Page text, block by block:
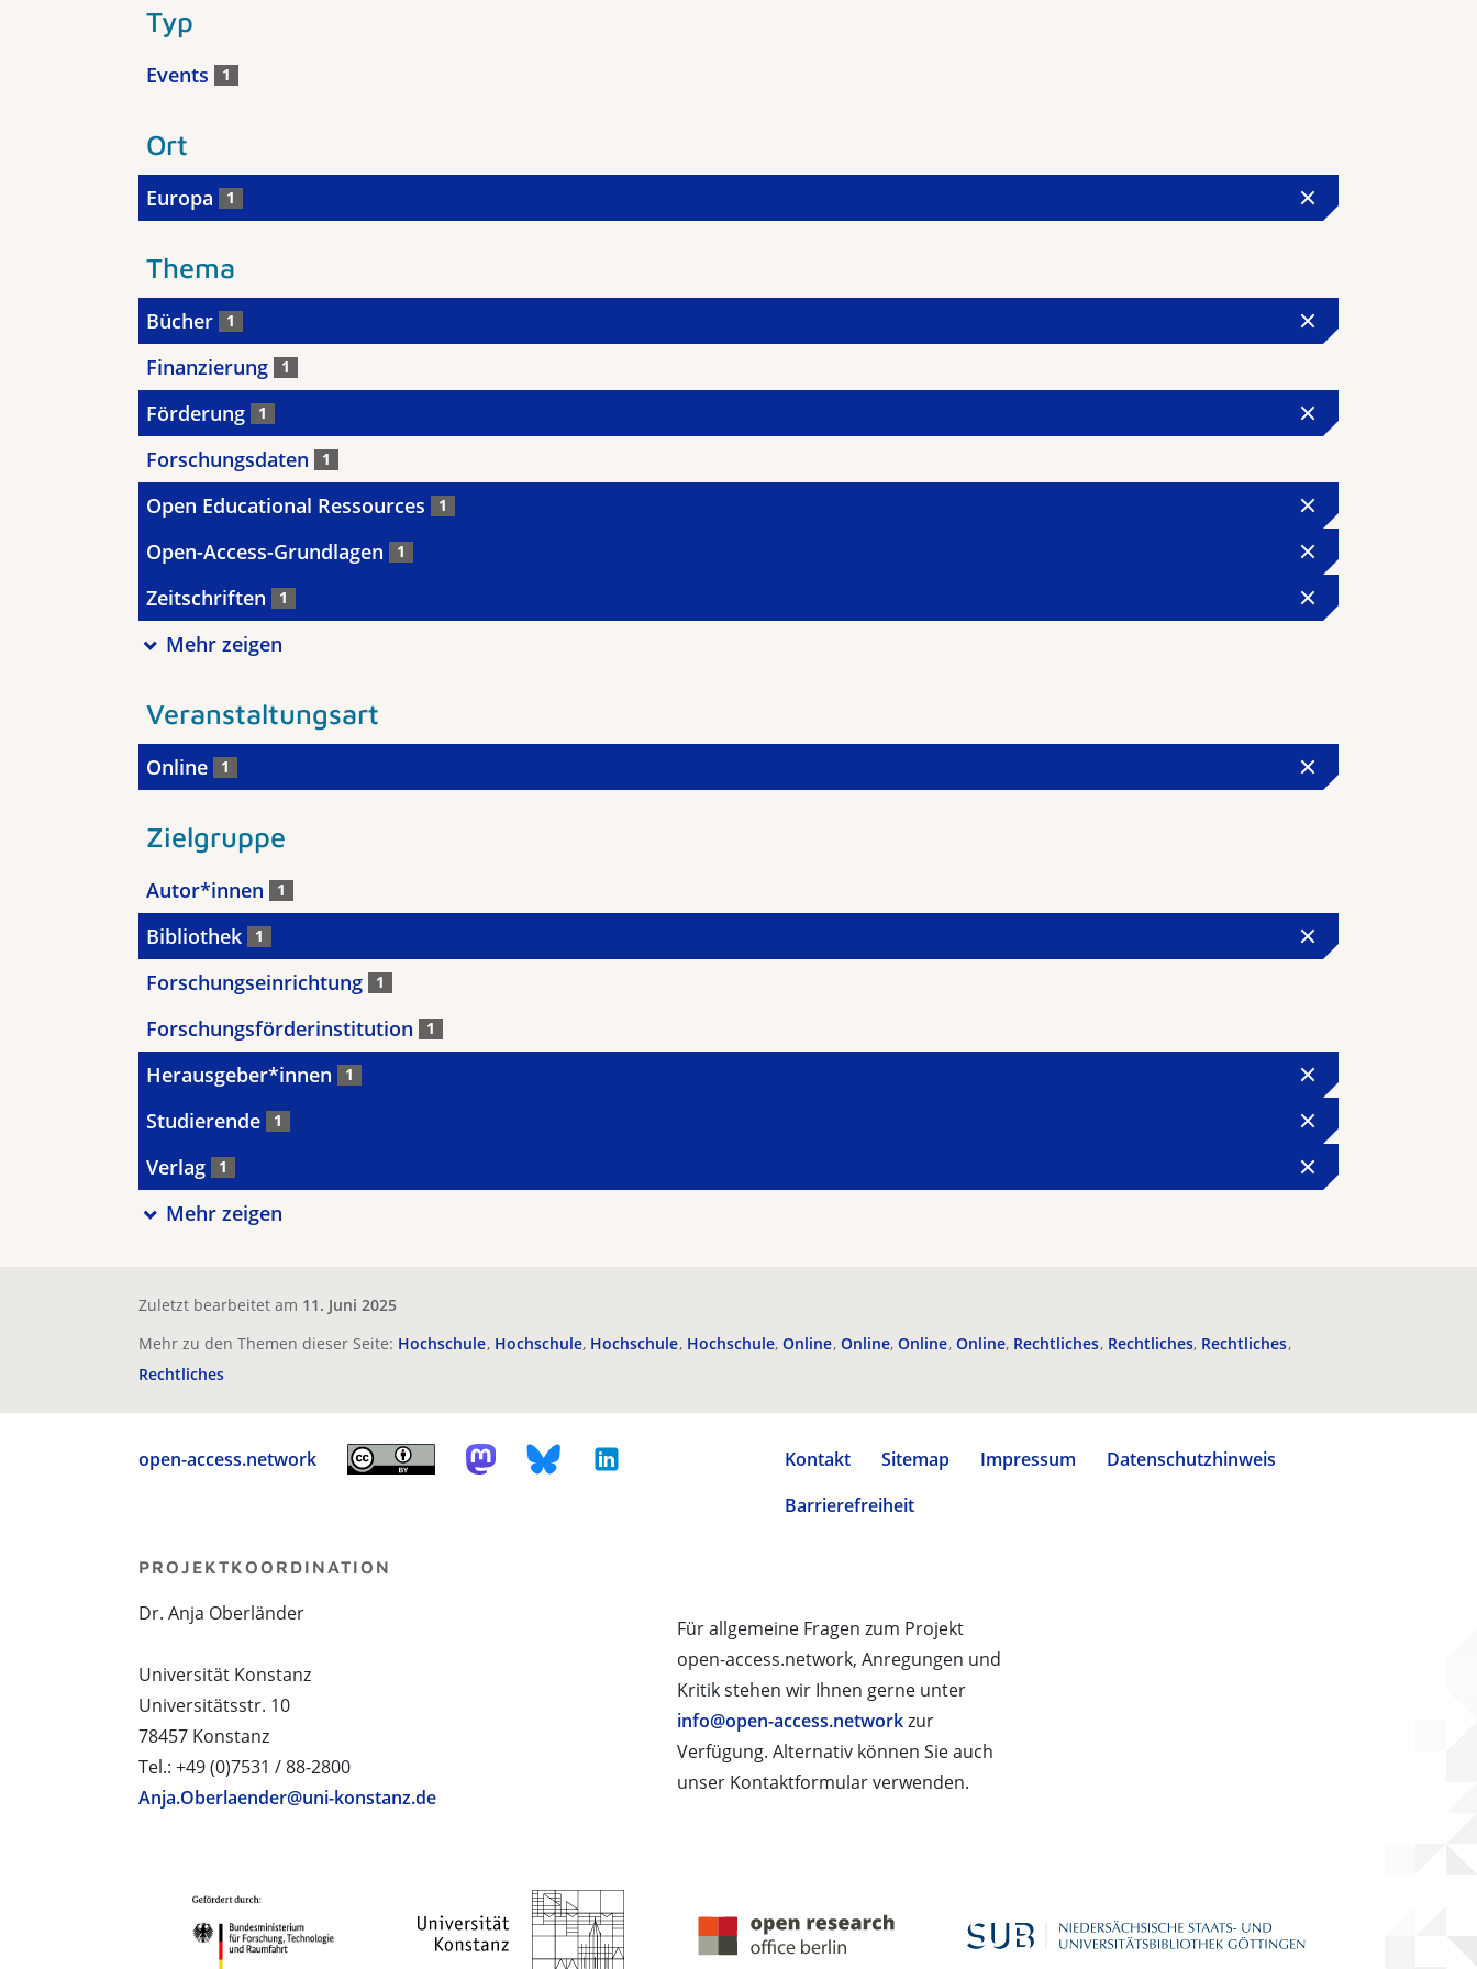
Typ
Events 1
Ort
Europa 1
Thema
Bücher 1
Finanzierung 1
Förderung 1
Forschungsdaten 1
Open Educational Ressources 1
Open-Access-Grundlagen 1
Zeitschriften 1
Mehr zeigen
Veranstaltungsart
Online 1
Zielgruppe
Autor*innen 1
Bibliothek 1
Forschungseinrichtung 1
Forschungsförderinstitution 1
Herausgeber*innen 1
Studierende 1
Verlag 1
Mehr zeigen
Zuletzt bearbeitet am 11. Juni 2025
Mehr zu den Themen dieser Seite: Hochschule Hochschule Hochschule Hochschule Online Online Online Online Rechtliches Rechtliches Rechtliches
Rechtliches
open-access.network Kontakt Sitemap Impressum
Datenschutzhinweis
Barrierefreiheit
Für allgemeine Fragen zum Projekt
open-access.network, Anregungen und
Kritik stehen wir Ihnen gerne unter
info@open-access.networkzur
Verfügung. Alternativ können Sie auch
unser Kontaktformular verwenden.
PROJEKTKOORDINATION
Dr. Anja Oberländer
Universität Konstanz
Universitätsstr. 10
78457 Konstanz
Tel.: +49 (0)7531 / 88-2800
Anja.Oberlaender@uni-konstanz.de